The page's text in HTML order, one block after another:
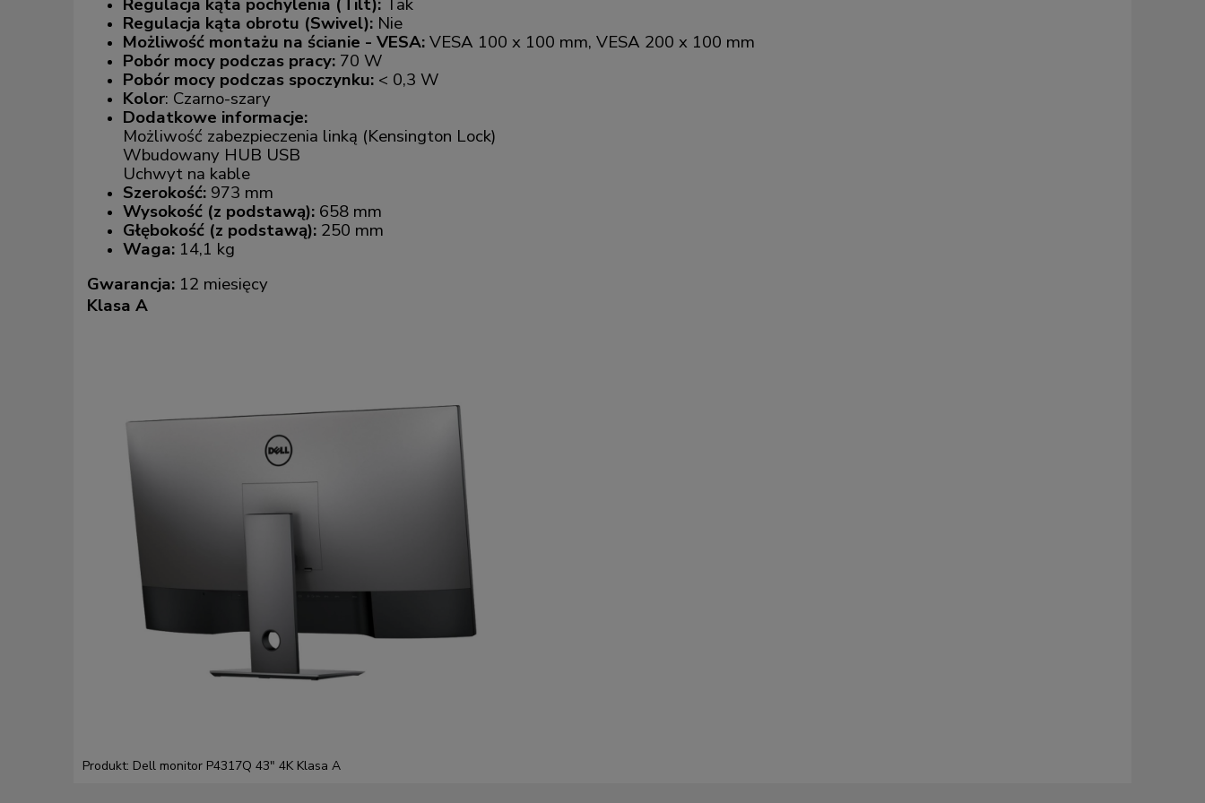
Regulacja kąta pochylenia (Tilt): Tak
Regulacja kąta obrotu (Swivel): Nie
Możliwość montażu na ścianie - VESA:VESA 100 x 100 mm, VESA 200 x 100 mm
Pobór mocy podczas pracy: 70 W
Pobór mocy podczas spoczynku: < 0,3 W
Kolor: Czarno-szary
Dodatkowe informacje:
Możliwość zabezpieczenia linką (Kensington Lock)
Wbudowany HUB USB
Uchwyt na kable
Szerokość: 973 mm
Wysokość (z podstawą): 658 mm
Głębokość (z podstawą): 250 mm
Waga: 14,1 kg
Gwarancja: 12 miesięcy
Klasa A
Produkt: Dell monitor P4317Q 43" 4K Klasa A